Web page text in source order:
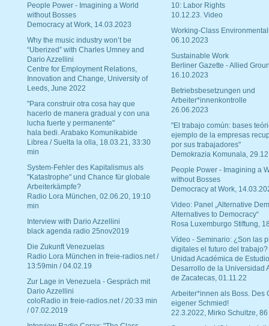
People Power - Imagining a World
without Bosses
Democracy at Work, 14.03.2023
Why the music industry won’t be
“Uberized” with Charles Umney and
Dario Azzellini
Centre for Employment Relations,
Innovation and Change, University of
Leeds, June 2022
"Para construir otra cosa hay que
hacerlo de manera gradual y con una
lucha fuerte y permanente"
hala bedi. Arabako Komunikabide
Librea / Suelta la olla, 18.03.21, 33:30
min
System-Fehler des Kapitalismus als
"Katastrophe" und Chance für globale
Arbeiterkämpfe?
Radio Lora München, 02.06.20, 19:10
min
Interview with Dario Azzellini
black agenda radio 25nov2019
Die Zukunft Venezuelas
Radio Lora München in freie-radios.net /
13:59min / 04.02.19
Zur Lage in Venezuela - Gespräch mit
Dario Azzellini
coloRadio in freie-radios.net / 20:33 min
/ 07.02.2019
10: Labor Rights
10.12.23. Video
Working-Class
06.10.2023
Sustainable Work
Berliner Gazette - Allied
16.10.2023
Betriebsbesetzungen und
Arbeiter*innenkontrolle
26.06.2023
"El trabajo común: bases
ejemplo de la empresas
por sus trabajadores"
Demokrazia Komunala,
People Power - Imagining a
without Bosses
Democracy at Work,
Video: Panel „Alternative
Alternatives to Democracy“
Rosa Luxemburgo Stiftung,
Vídeo - Seminario: ¿Son las
digitales el futuro del trabajo?
Unidad Académica de
Desarrollo de la Universidad
de Zacatecas, 01.11.22
Arbeiter*innen als Boss. Des
eigener Schmied!
22.3.2022, Mirko Schultze, 86